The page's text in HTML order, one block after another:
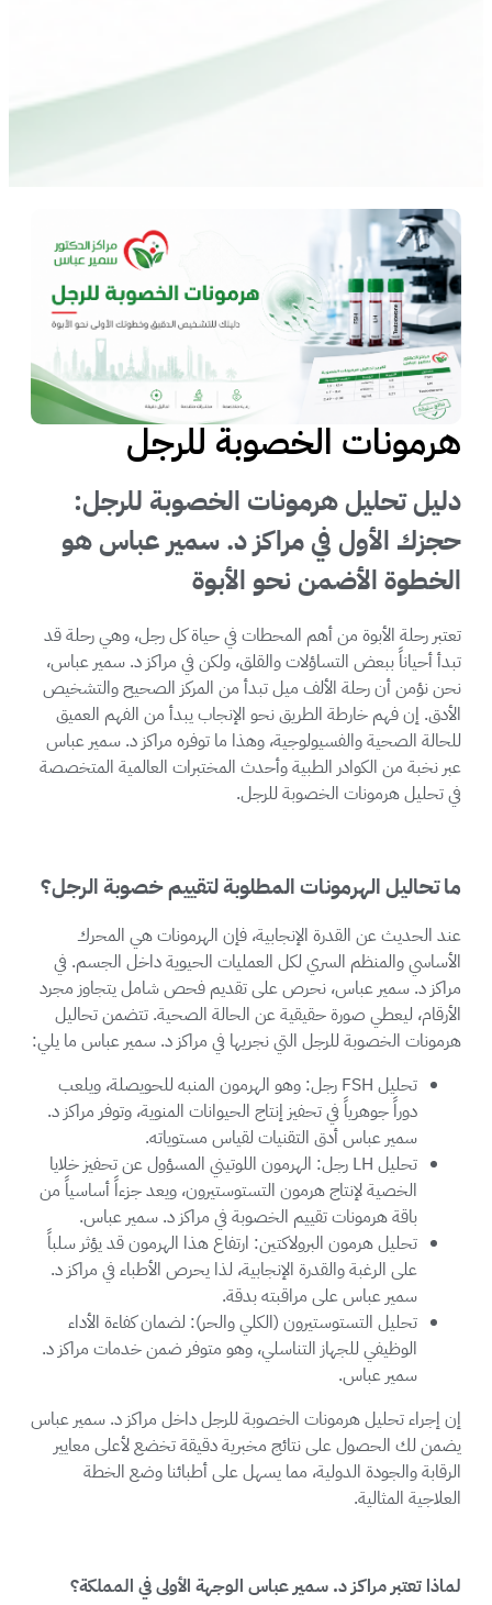
هرمونات الخصوبة للرجل
دليل تحليل هرمونات الخصوبة للرجل:
حجزك الأول في مراكز د. سمير عباس هو
الخطوة الأضمن نحو الأبوة
تعتبر رحلة الأبوة من أهم المحطات في حياة كل رجل، وهي رحلة قد
تبدأ أحياناً ببعض التساؤلات والقلق، ولكن في مراكز د. سمير عباس،
نحن نؤمن أن رحلة الألف ميل تبدأ من المركز الصحيح والتشخيص
الأدق. إن فهم خارطة الطريق نحو الإنجاب يبدأ من الفهم العميق
للحالة الصحية والفسيولوجية، وهذا ما توفره مراكز د. سمير عباس
عبر نخبة من الكوادر الطبية وأحدث المختبرات العالمية المتخصصة
في تحليل هرمونات الخصوبة للرجل.
ما تحاليل الهرمونات المطلوبة لتقييم خصوبة الرجل؟
عند الحديث عن القدرة الإنجابية، فإن الهرمونات هي المحرك
الأساسي والمنظم السري لكل العمليات الحيوية داخل الجسم. في
مراكز د. سمير عباس، نحرص على تقديم فحص شامل يتجاوز مجرد
الأرقام، ليعطي صورة حقيقية عن الحالة الصحية. تتضمن تحاليل
هرمونات الخصوبة للرجل التي نجريها في مراكز د. سمير عباس ما يلي:
تحليل FSH رجل: وهو الهرمون المنبه للحويصلة، ويلعب
دوراً جوهرياً في تحفيز إنتاج الحيوانات المنوية، وتوفر مراكز د.
سمير عباس أدق التقنيات لقياس مستوياته.
تحليل LH رجل: الهرمون اللوتيني المسؤول عن تحفيز خلايا
الخصية لإنتاج هرمون التستوستيرون، ويعد جزءاً أساسياً من
باقة هرمونات تقييم الخصوبة في مراكز د. سمير عباس.
تحليل هرمون البرولاكتين: ارتفاع هذا الهرمون قد يؤثر سلباً
على الرغبة والقدرة الإنجابية، لذا يحرص الأطباء في مراكز د.
سمير عباس على مراقبته بدقة.
تحليل التستوستيرون (الكلي والحر): لضمان كفاءة الأداء
الوظيفي للجهاز التناسلي، وهو متوفر ضمن خدمات مراكز د.
سمير عباس.
إن إجراء تحليل هرمونات الخصوبة للرجل داخل مراكز د. سمير عباس
يضمن لك الحصول على نتائج مخبرية دقيقة تخضع لأعلى معايير
الرقابة والجودة الدولية، مما يسهل على أطبائنا وضع الخطة
العلاجية المثالية.
لماذا تعتبر مراكز د. سمير عباس الوجهة الأولى في المملكة؟